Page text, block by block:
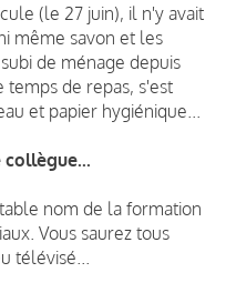
(le 27 juin), il n'y avait
même savon et les
de ménage depuis
de repas, s'est
et papier hygiénique...
nom de la formation
Vous saurez tous
télévisé...